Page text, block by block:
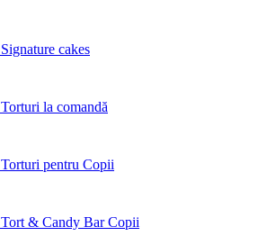
Signature cakes
Torturi la comandă
Torturi pentru Copii
Tort & Candy Bar Copii